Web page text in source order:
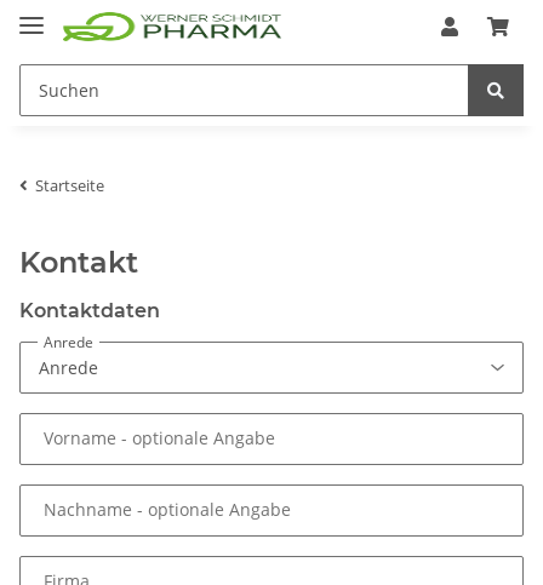
Startseite
Kontakt
Kontaktdaten
Anrede
Vorname - optionale Angabe
Nachname - optionale Angabe